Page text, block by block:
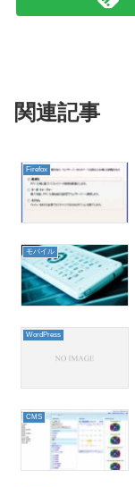
関連記事
Firefox
モバイル
WordPress
CMS